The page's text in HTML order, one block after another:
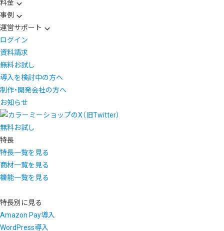
料金
事例
運営サポート
ログイン
資料請求
無料お試し
導入を検討中の方へ
制作・開発会社の方へ
お知らせ
無料お試し
特長
特長一覧を見る
商材一覧を見る
機能一覧を見る
特長別に見る
Amazon Pay導入
WordPress導入